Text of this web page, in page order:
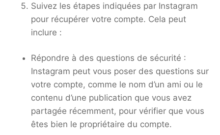
Suivez les étapes indiquées par Instagram
pour récupérer votre compte. Cela peut
inclure :
Répondre à des questions de sécurité :
Instagram peut vous poser des questions sur
votre compte, comme le nom d’un ami ou le
contenu d’une publication que vous avez
partagée récemment, pour vérifier que vous
êtes bien le propriétaire du compte.